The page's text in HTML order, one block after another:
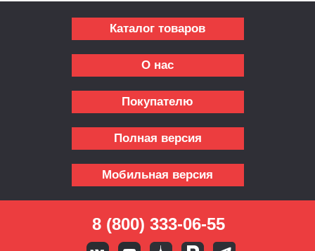
Каталог товаров
О нас
Покупателю
Полная версия
Мобильная версия
8 (800) 333-06-55